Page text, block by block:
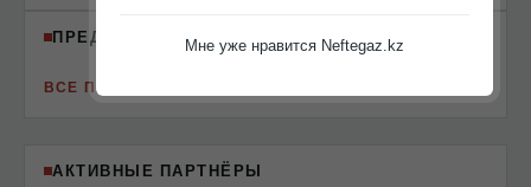
ПРЕДСТОЯЩИЕ МЕРОПРИЯТИЯ
ВСЕ ПРЕДСТОЯЩИЕ МЕРОПРИЯТИЯ
АКТИВНЫЕ ПАРТНЁРЫ
Мне уже нравится Neftegaz.kz